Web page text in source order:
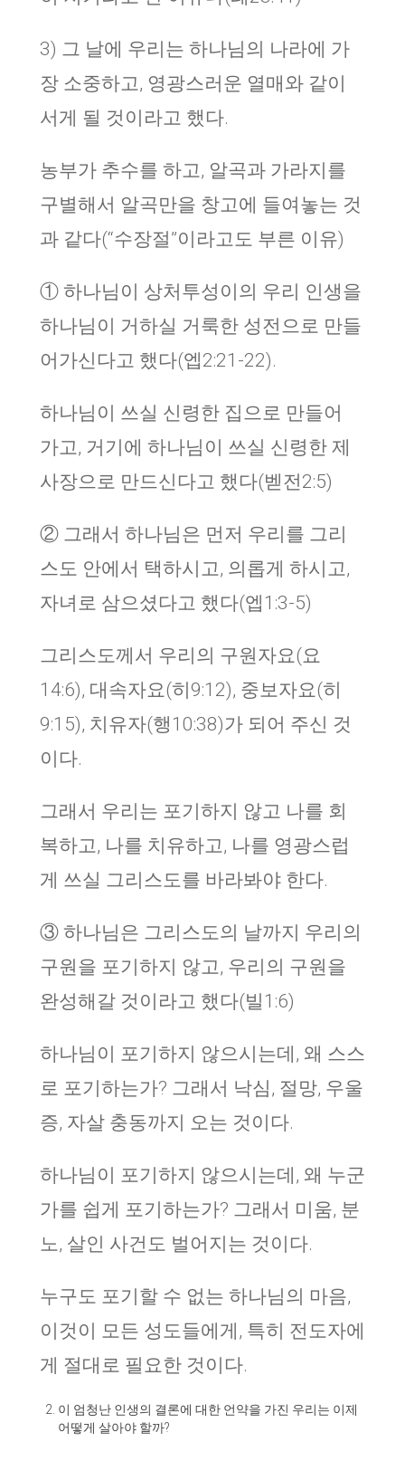
3) 그 날에 우리는 하나님의 나라에 가
장 소중하고, 영광스러운 열매와 같이
서게 될 것이라고 했다.
농부가 추수를 하고, 알곡과 가라지를
구별해서 알곡만을 창고에 들여놓는 것
과 같다(“수장절”이라고도 부른 이유)
① 하나님이 상처투성이의 우리 인생을
하나님이 거하실 거룩한 성전으로 만들
어가신다고 했다(엡2:21-22).
하나님이 쓰실 신령한 집으로 만들어
가고, 거기에 하나님이 쓰실 신령한 제
사장으로 만드신다고 했다(벧전2:5)
② 그래서 하나님은 먼저 우리를 그리
스도 안에서 택하시고, 의롭게 하시고,
자녀로 삼으셨다고 했다(엡1:3-5)
그리스도께서 우리의 구원자요(요
14:6), 대속자요(히9:12), 중보자요(히
9:15), 치유자(행10:38)가 되어 주신 것
이다.
그래서 우리는 포기하지 않고 나를 회
복하고, 나를 치유하고, 나를 영광스럽
게 쓰실 그리스도를 바라봐야 한다.
③ 하나님은 그리스도의 날까지 우리의
구원을 포기하지 않고, 우리의 구원을
완성해갈 것이라고 했다(빌1:6)
하나님이 포기하지 않으시는데, 왜 스스
로 포기하는가? 그래서 낙심, 절망, 우울
증, 자살 충동까지 오는 것이다.
하나님이 포기하지 않으시는데, 왜 누군
가를 쉽게 포기하는가? 그래서 미움, 분
노, 살인 사건도 벌어지는 것이다.
누구도 포기할 수 없는 하나님의 마음,
이것이 모든 성도들에게, 특히 전도자에
게 절대로 필요한 것이다.
이 엄청난 인생의 결론에 대한 언약을 가진 우리는 이제
어떻게 살아야 할까?